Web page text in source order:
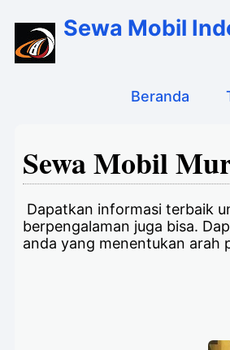
Sewa Mobil
Beranda
Sewa Mobil
Dapatkan informasi terbaik
berpengalaman juga bisa.
anda yang menentukan arah